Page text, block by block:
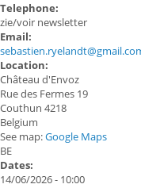
Telephone:
zie/voir newsletter
Email:
Location:
Château d'Envoz
Rue des Fermes 19
Couthun 4218
Belgium
See map:Google Maps
BE
Dates:
14/06/2026 - 10:00